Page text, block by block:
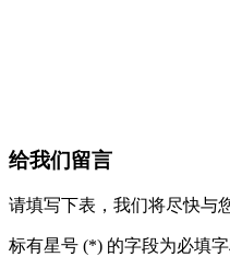
给我们留言
请填写下表，我们将尽快与
标有星号 (*) 的字段为必填字